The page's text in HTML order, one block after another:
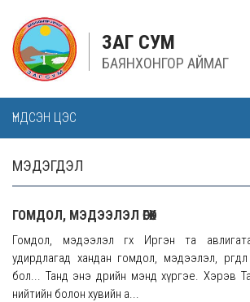
ЗАГ СУМ
БАЯНХОНГОР АЙМАГ
ҮНДСЭН ЦЭС
МЭДЭГДЭЛ
ГОМДОЛ, МЭДЭЭЛЭЛ ӨГӨХ
Гомдол, мэдээлэл өгөх Иргэн та
удирдлагад хандан гомдол, мэдээлэл,
бол... Танд энэ өдрийн мэнд хүргэе. Хэрэв
нийтийн болон хувийн а...